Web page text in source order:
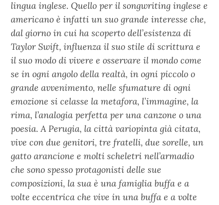
lingua inglese. Quello per il songwriting inglese e
americano è infatti un suo grande interesse che,
dal giorno in cui ha scoperto dell’esistenza di
Taylor Swift, influenza il suo stile di scrittura e
il suo modo di vivere e osservare il mondo come
se in ogni angolo della realtà, in ogni piccolo o
grande avvenimento, nelle sfumature di ogni
emozione si celasse la metafora, l’immagine, la
rima, l’analogia perfetta per una canzone o una
poesia. A Perugia, la città variopinta già citata,
vive con due genitori, tre fratelli, due sorelle, un
gatto arancione e molti scheletri nell’armadio
che sono spesso protagonisti delle sue
composizioni, la sua è una famiglia buffa e a
volte eccentrica che vive in una buffa e a volte